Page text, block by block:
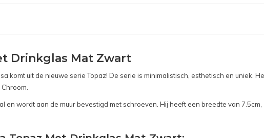
Drinkglas Mat Zwart
komt uit de nieuwe serie Topaz! De serie is minimalistisch, esthetisch en uniek.
en wordt aan de muur bevestigd met schroeven. Hij heeft een breedte van